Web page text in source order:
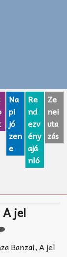
Na
pi
jó
zen
e
Re
nd
ezv
ény
ajá
nló
Ze
nei
uta
zás
jel
Banzai, A jel